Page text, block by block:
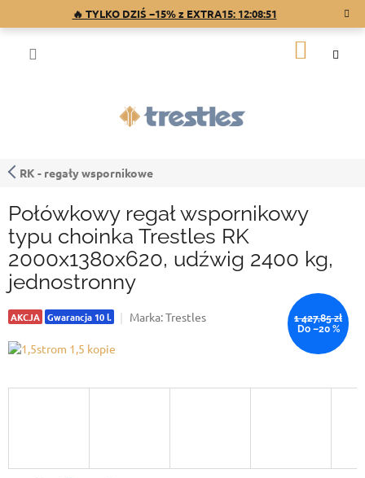
🔥 TYLKO DZIŚ −15% z EXTRA15: 12:08:50
RK - regały wspornikowe
Połówkowy regał wspornikowy
typu choinka Trestles RK
2000x1380x620, udźwig 2400 kg,
jednostronny
AKCJA Gwarancja 10 l. Marka:Trestles
1 427,85 zł
Do –20 %